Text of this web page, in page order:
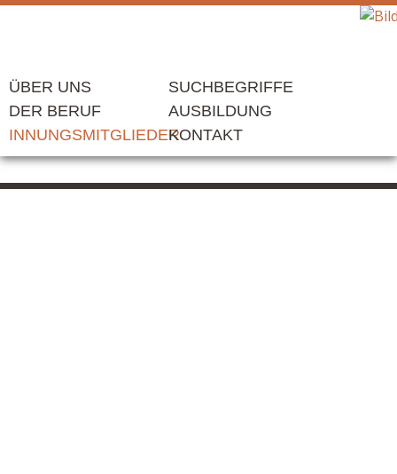
ÜBER UNS
DER BERUF
INNUNGSMITGLIEDER
SUCHBEGRIFFE
AUSBILDUNG
KONTAKT